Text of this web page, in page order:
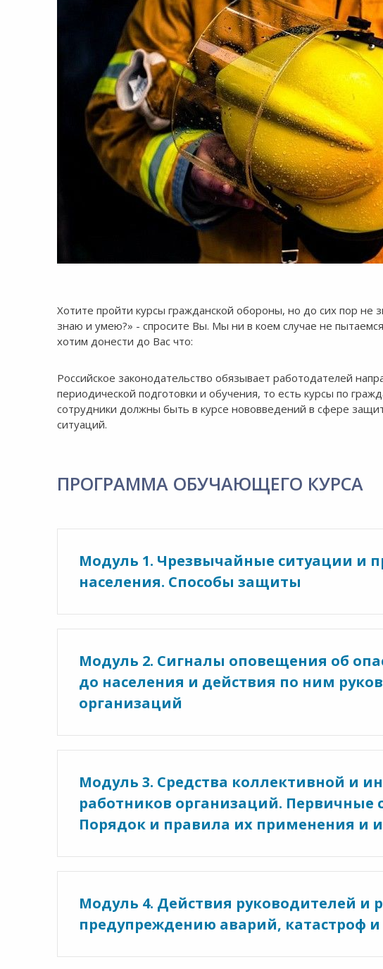
Хотите пройти курсы гражданской обороны, но до сих пор не
знаю и умею?» - спросите Вы. Мы ни в коем случае не
хотим донести до Вас что:
Российское законодательство обязывает работодателей
периодической подготовки и обучения, то есть курсы по
сотрудники должны быть в курсе нововведений в сфере
ситуаций.
ПРОГРАММА ОБУЧАЮЩЕГО КУРСА
Модуль 1. Чрезвычайные ситуации и
населения. Способы защиты
Модуль 2. Сигналы оповещения об
до населения и действия по ним
организаций
Модуль 3. Средства коллективной и
работников организаций. Первичные
Порядок и правила их применения и
Модуль 4. Действия руководителей и
предупреждению аварий, катастроф